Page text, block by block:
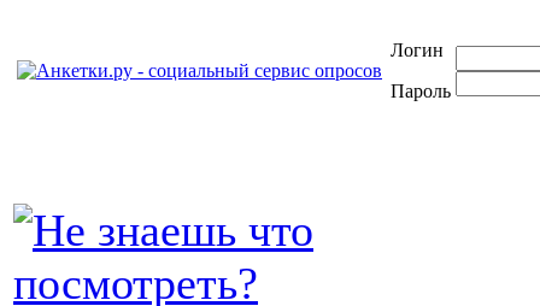
Логин
Пароль